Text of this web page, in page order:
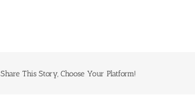
Share This Story, Choose Your Platform!